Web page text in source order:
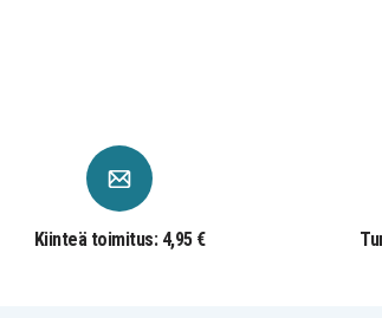
Kiinteä toimitus: 4,95 €